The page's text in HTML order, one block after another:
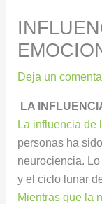
Deja un
LA
La influencia de
personas ha
neurociencia.
y el ciclo lunar
Mientras que la